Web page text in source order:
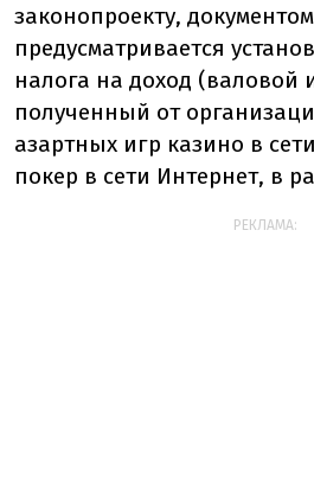
законопроекту, документом
предусматривается
налога на доход (валовой
полученный от
азартных игр казино в
покер в сети Интернет, в
РЕКЛАМА: